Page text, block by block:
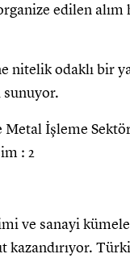
edilen
odaklı bir
sunuyor.
ve sanayi
kazandırıyor.